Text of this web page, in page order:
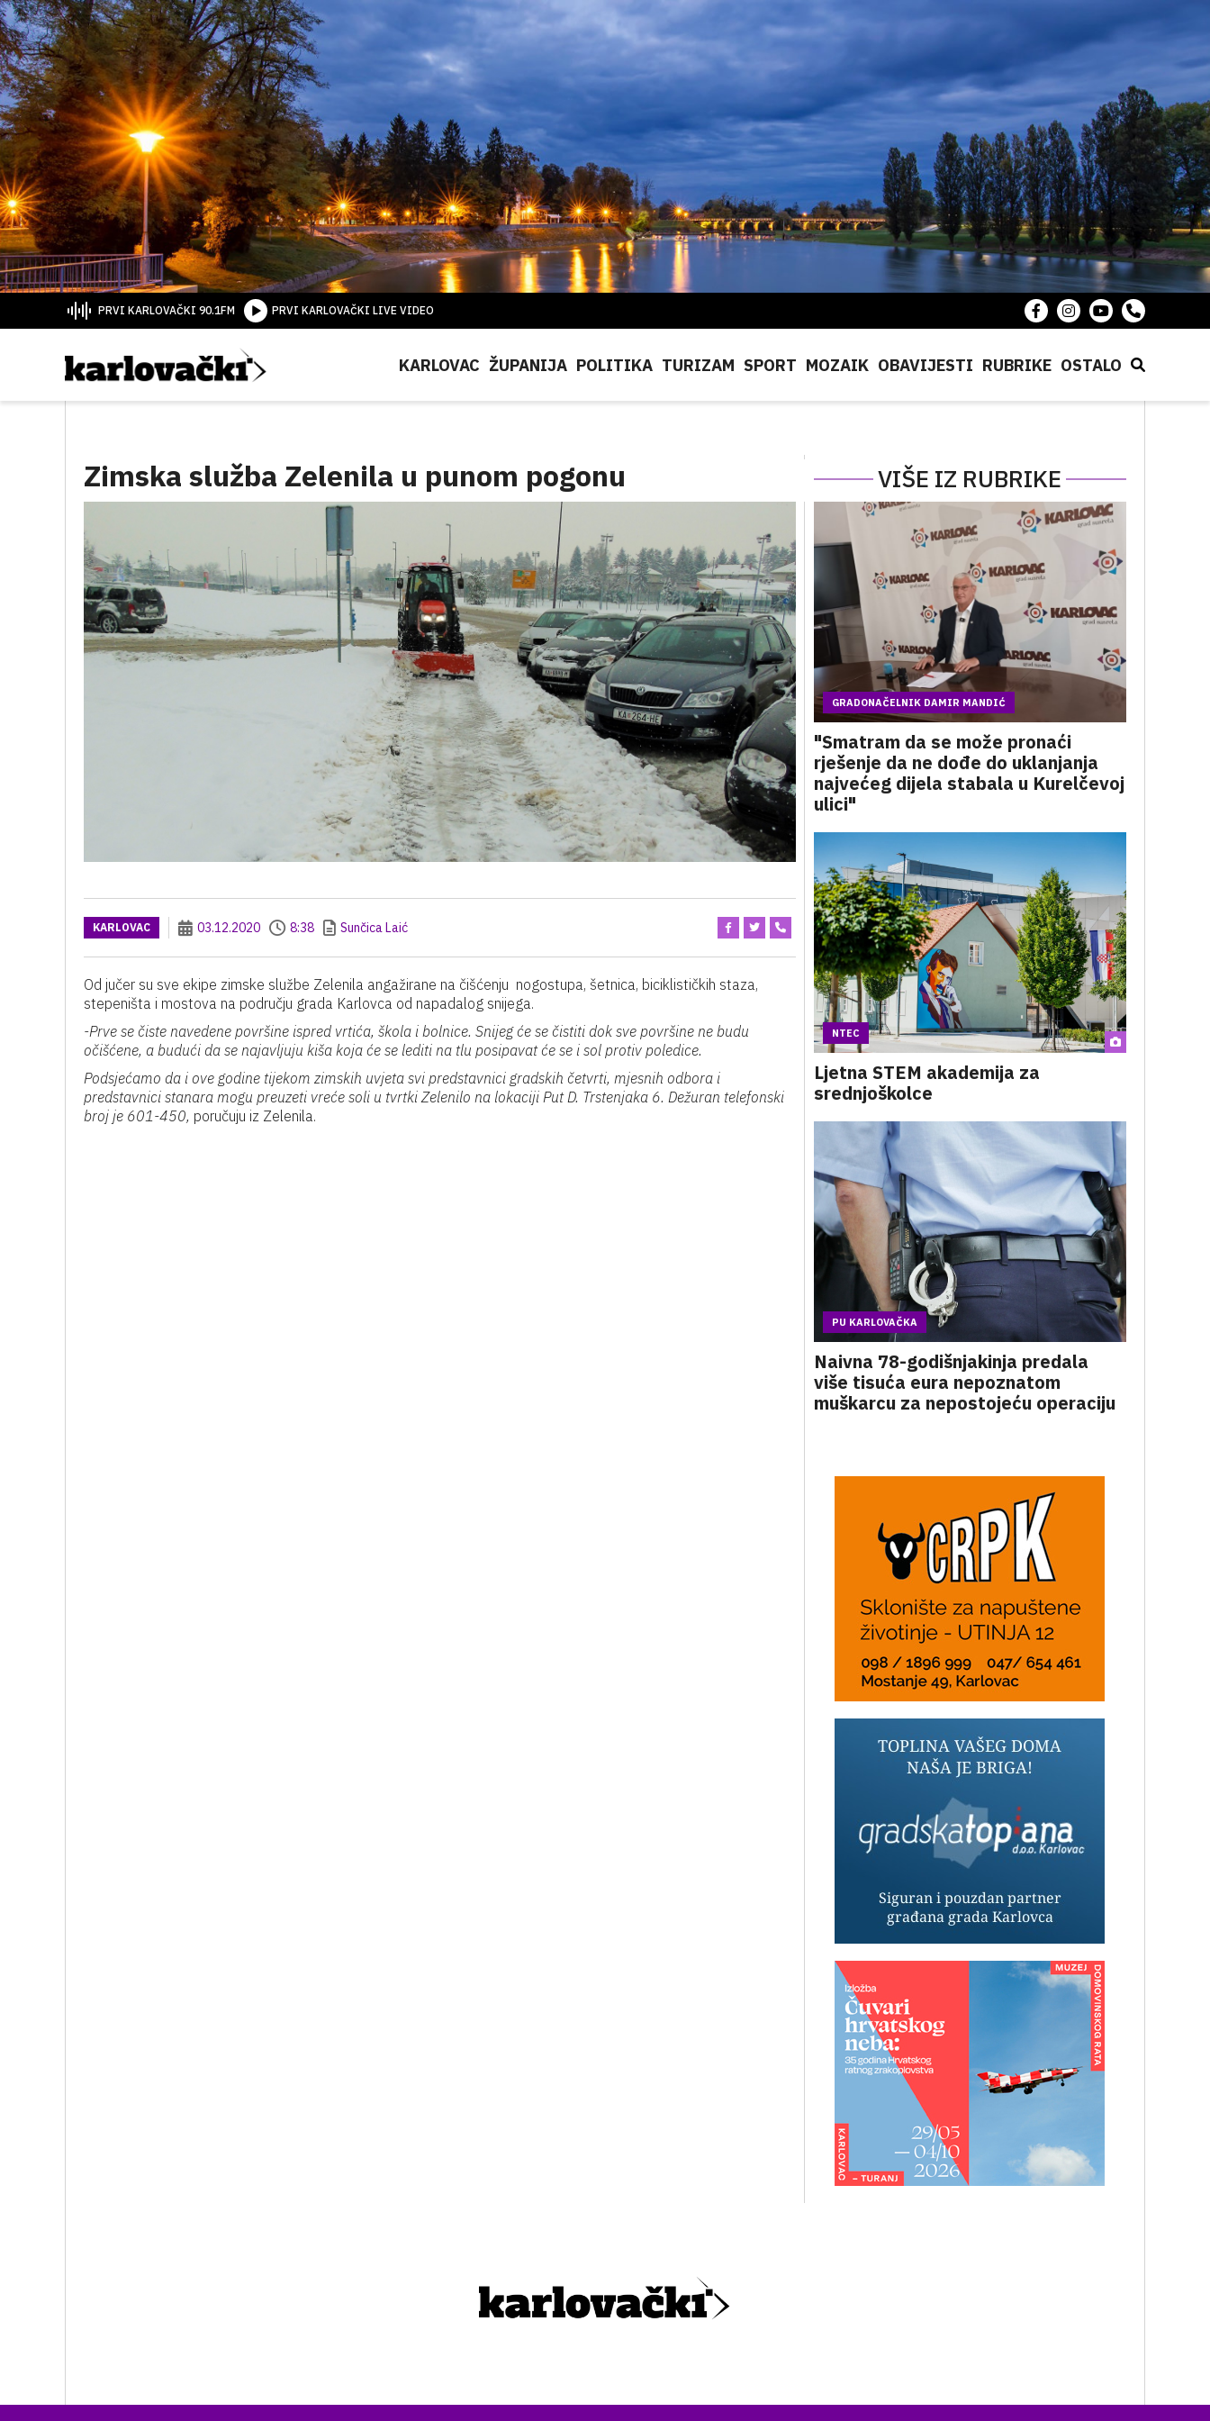
PRVI KARLOVAČKI 90.1FM PRVI KARLOVAČKI LIVE VIDEO
KARLOVAC ŽUPANIJA POLITIKA TURIZAM SPORT MOZAIK OBAVIJESTI RUBRIKE OSTALO
Zimska služba Zelenila u punom pogonu VIŠE IZ RUBRIKE
KARLOVAC 03.12.2020 8:38 Sunčica Laić
Od jučer su sve ekipe zimske službe Zelenila angažirane na čišćenju nogostupa, šetnica, biciklističkih staza,
stepeništa i mostova na području grada Karlovca od napadalog snijega.
-Prve se čiste navedene površine ispred vrtića, škola i bolnice. Snijeg će se čistiti dok sve površine ne budu
očišćene, a budući da se najavljuju kiša koja će se lediti na tlu posipavat će se i sol protiv poledice.
Podsjećamo da i ove godine tijekom zimskih uvjeta svi predstavnici gradskih četvrti, mjesnih odbora i
predstavnici stanara mogu preuzeti vreće soli u tvrtki Zelenilo na lokaciji Put D. Trstenjaka 6. Dežuran telefonski
broj je 601-450, poručuju iz Zelenila.
GRADONAČELNIK DAMIR MANDIĆ
"Smatram da se može pronaći
rješenje da ne dođe do uklanjanja
najvećeg dijela stabala u Kurelčevoj
ulici"
NTEC
Ljetna STEM akademija za
srednjoškolce
PU KARLOVAČKA
Naivna 78-godišnjakinja predala
više tisuća eura nepoznatom
muškarcu za nepostojeću operaciju